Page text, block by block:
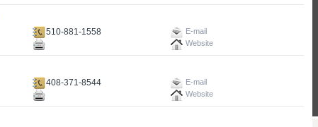
510-881-1558
E-mail
Website
408-371-8544
E-mail
Website